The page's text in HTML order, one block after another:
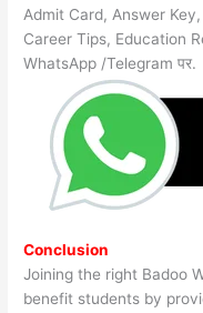
Admit Card, Answer
Career Tips, Education
WhatsApp /Telegram पर.
Conclusion
Joining the right Badoo
benefit students by